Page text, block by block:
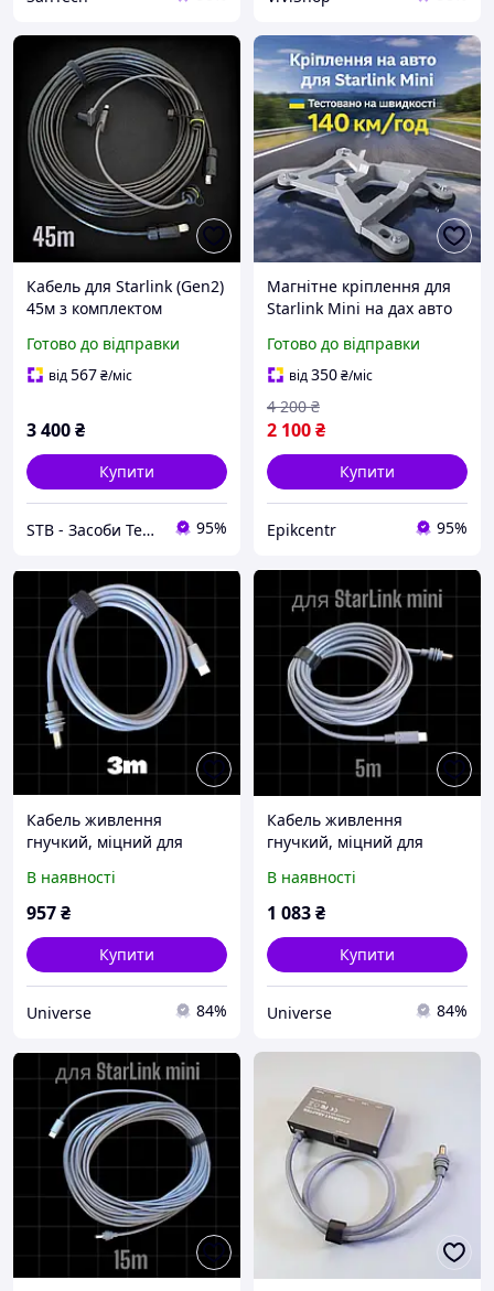
Кабель для Starlink (Gen2)
45м з комплектом
Готово до відправки
від567₴/міс
3 400₴
Купити
STB - Засоби Технічної Безпеки 95%
Магнітне кріплення для
Starlink Mini на дах авто
швидкий монтаж для
подорожей і роботи в русі
Готово до відправки
від350₴/міс
2 100₴
4 200 ₴
Купити
Epikcentr 95%
Кабель живлення
гнучкий, міцний для
3 м
В наявності
957₴
Купити
Universe 84%
Кабель живлення
гнучкий, міцний для
5 м
В наявності
1 083₴
Купити
Universe 84%